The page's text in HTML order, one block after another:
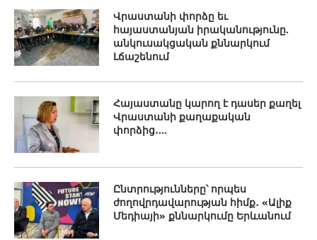
Վրաստանի փորձը եւ
հայաստանյան իրականությունը.
անկուսակցական քննարկում
Լճաշենում
Հայաստանը կարող է դասեր քաղել
Վրաստանի քաղաքական
փորձից․...
Ընտրությունները՝ որպես
ժողովրդավարության հիմք․ «Ալիք
Մեդիայի» քննարկումը Երևանում